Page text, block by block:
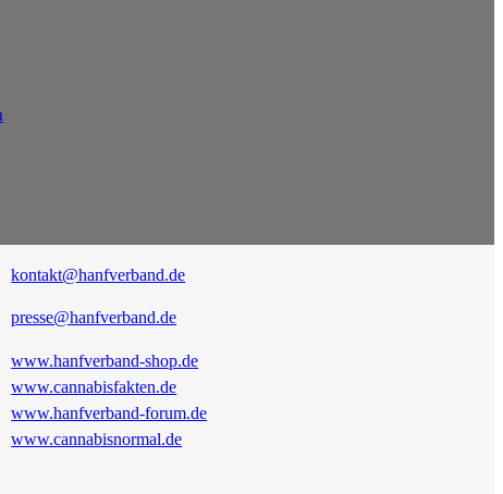
kontakt@hanfverband.de
presse@hanfverband.de
www.hanfverband-shop.de
www.cannabisfakten.de
www.hanfverband-forum.de
www.cannabisnormal.de